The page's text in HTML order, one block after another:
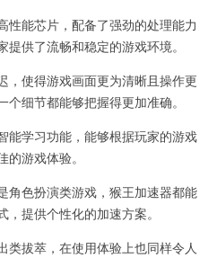
能芯片，配备了强劲的处理能力
供了流畅和稳定的游戏环境。
使得游戏画面更为清晰且操作更
细节都能够把握得更加准确。
学习功能，能够根据玩家的游戏
游戏体验。
色扮演类游戏，猴王加速器都能
提供个性化的加速方案。
拔萃，在使用体验上也同样令人